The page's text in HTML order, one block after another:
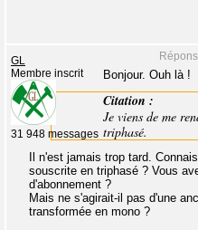
GL
Membre inscrit
31 948 messages
Bonjour. Ouh là !
Citation :
Je viens de me
triphasé.
Il n'est jamais trop tard.
souscrite en triphasé ? Vous
d'abonnement ?
Mais ne s'agirait-il pas d'une
transformée en mono ?